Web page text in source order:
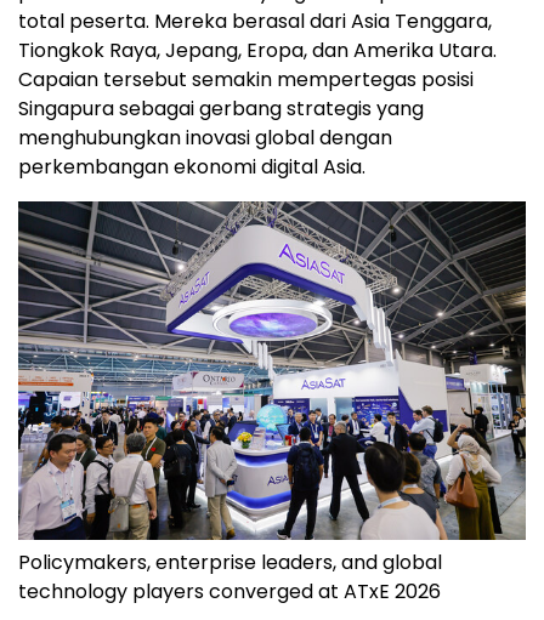
total peserta. Mereka berasal dari Asia Tenggara,
Tiongkok Raya, Jepang, Eropa, dan Amerika Utara.
Capaian tersebut semakin mempertegas posisi
Singapura sebagai gerbang strategis yang
menghubungkan inovasi global dengan
perkembangan ekonomi digital Asia.
Policymakers, enterprise leaders, and global
technology players converged at ATxE 2026